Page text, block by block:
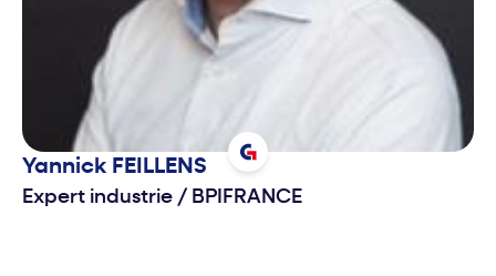
Yannick FEILLENS
Expert industrie / BPIFRANCE